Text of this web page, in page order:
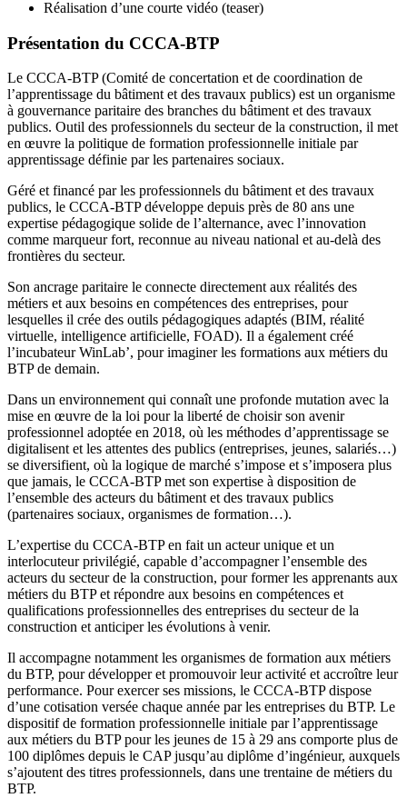
Réalisation d’une courte vidéo (teaser)
Présentation du CCCA-BTP
Le CCCA-BTP (Comité de concertation et de coordination de
l’apprentissage du bâtiment et des travaux publics) est un organisme
à gouvernance paritaire des branches du bâtiment et des travaux
publics. Outil des professionnels du secteur de la construction, il met
en œuvre la politique de formation professionnelle initiale par
apprentissage définie par les partenaires sociaux.
Géré et financé par les professionnels du bâtiment et des travaux
publics, le CCCA-BTP développe depuis près de 80 ans une
expertise pédagogique solide de l’alternance, avec l’innovation
comme marqueur fort, reconnue au niveau national et au-delà des
frontières du secteur.
Son ancrage paritaire le connecte directement aux réalités des
métiers et aux besoins en compétences des entreprises, pour
lesquelles il crée des outils pédagogiques adaptés (BIM, réalité
virtuelle, intelligence artificielle, FOAD). Il a également créé
l’incubateur WinLab’, pour imaginer les formations aux métiers du
BTP de demain.
Dans un environnement qui connaît une profonde mutation avec la
mise en œuvre de la loi pour la liberté de choisir son avenir
professionnel adoptée en 2018, où les méthodes d’apprentissage se
digitalisent et les attentes des publics (entreprises, jeunes, salariés…)
se diversifient, où la logique de marché s’impose et s’imposera plus
que jamais, le CCCA-BTP met son expertise à disposition de
l’ensemble des acteurs du bâtiment et des travaux publics
(partenaires sociaux, organismes de formation…).
L’expertise du CCCA-BTP en fait un acteur unique et un
interlocuteur privilégié, capable d’accompagner l’ensemble des
acteurs du secteur de la construction, pour former les apprenants aux
métiers du BTP et répondre aux besoins en compétences et
qualifications professionnelles des entreprises du secteur de la
construction et anticiper les évolutions à venir.
Il accompagne notamment les organismes de formation aux métiers
du BTP, pour développer et promouvoir leur activité et accroître leur
performance. Pour exercer ses missions, le CCCA-BTP dispose
d’une cotisation versée chaque année par les entreprises du BTP. Le
dispositif de formation professionnelle initiale par l’apprentissage
aux métiers du BTP pour les jeunes de 15 à 29 ans comporte plus de
100 diplômes depuis le CAP jusqu’au diplôme d’ingénieur, auxquels
s’ajoutent des titres professionnels, dans une trentaine de métiers du
BTP.